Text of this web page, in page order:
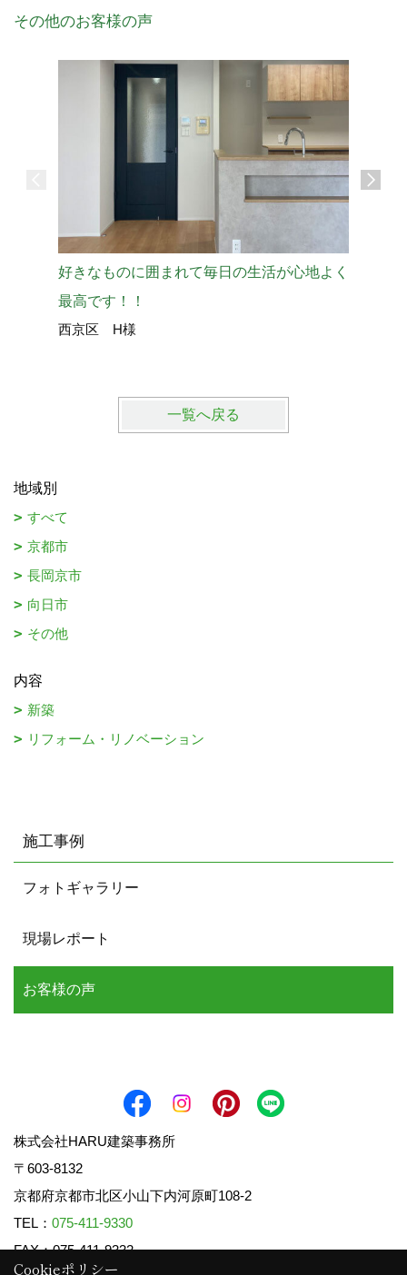
その他のお客様の声
好きなものに囲まれて毎日の生活が心地よく
最高です！！
西京区 H様
一覧へ戻る
地域別
すべて
京都市
長岡京市
向日市
その他
内容
新築
リフォーム・リノベーション
施工事例
フォトギャラリー
現場レポート
お客様の声
株式会社HARU建築事務所
〒603-8132
京都府京都市北区小山下内河原町108-2
TEL： 075-411-9330
FAX：075-411-9332
Cookieポリシー